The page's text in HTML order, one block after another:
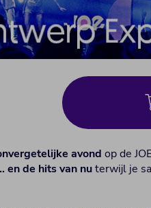
avond op de
en de hits van nuterwijl je